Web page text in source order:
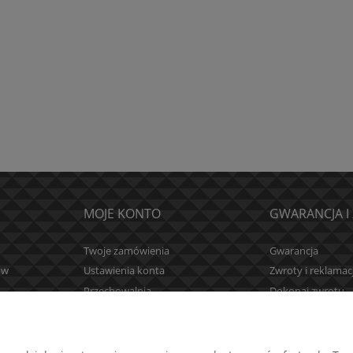
MOJE KONTO
Twoje zamówienia
Ustawienia konta
Przechowalnia
GWARANCJA
Gwarancja
Zwroty i
Dokonaj zwrotu